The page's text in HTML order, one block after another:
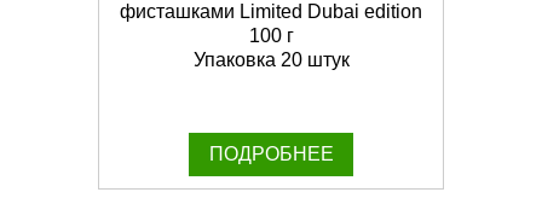
фисташками Limited Dubai edition
100 г
Упаковка 20 штук
ПОДРОБНЕЕ